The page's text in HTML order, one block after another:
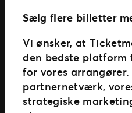
Sælg flere billetter
Vi ønsker, at
den bedste
for vores arrangører.
partnernetværk,
strategiske